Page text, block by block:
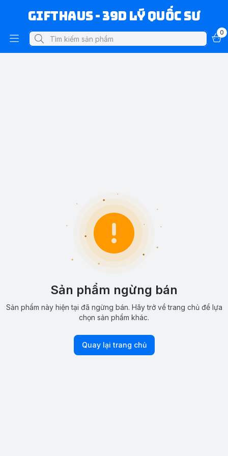
Gifthaus - 39D Lý Quốc Sư
0
Sản phẩm ngừng bán
Sản phẩm này hiện tại đã ngừng bán. Hãy trở về trang chủ để lựa
chọn sản phẩm khác.
Quay lại trang chủ